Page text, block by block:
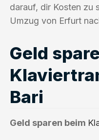
darauf, dir Kosten zu
Umzug von Erfurt
Geld
Bari
Geld sparen beim